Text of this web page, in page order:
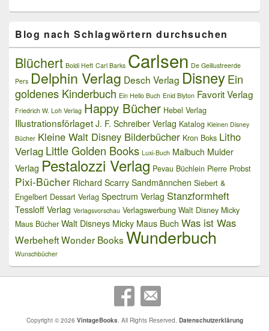
Blog nach Schlagwörtern durchsuchen
Blüchert Boldi Heft Carl Barks Carlsen De Geillustreerde
Pers Delphin Verlag Desch Verlag DisneyEin
goldenes Kinderbuch Ein Hello Buch Enid Blyton Favorit Verlag
Friedrich W. Loh Verlag Happy Bücher Hebel Verlag
Illustrationsförlaget J. F. Schreiber Verlag Katalog Kleinen Disney
Bücher Kleine Walt Disney Bilderbücher Kron Boks Litho
Verlag Little Golden Books Luxi-Buch Malbuch Mulder
Verlag Pestalozzi Verlag Pevau Büchlein Pierre Probst
Pixi-Bücher Richard Scarry Sandmännchen Siebert &
Engelbert Dessart Verlag Spectrum Verlag Stanzformheft
Tessloff Verlag Verlagsvorschau Verlagswerbung Walt Disney Micky
Maus Bücher Walt Disneys Micky Maus Buch Was ist Was
WerbeheftWonder Books Wunderbuch
Wunschbücher
Copyright © 2026 VintageBooks. All Rights Reserved. Datenschutzerklärung